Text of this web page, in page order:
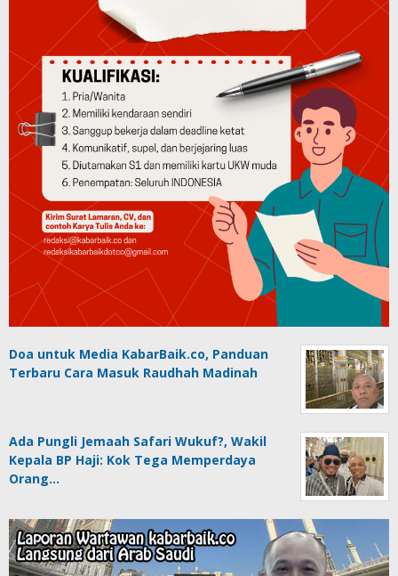
Doa untuk Media KabarBaik.co, Panduan
Terbaru Cara Masuk Raudhah Madinah
Ada Pungli Jemaah Safari Wukuf?, Wakil
Kepala BP Haji: Kok Tega Memperdaya
Orang…